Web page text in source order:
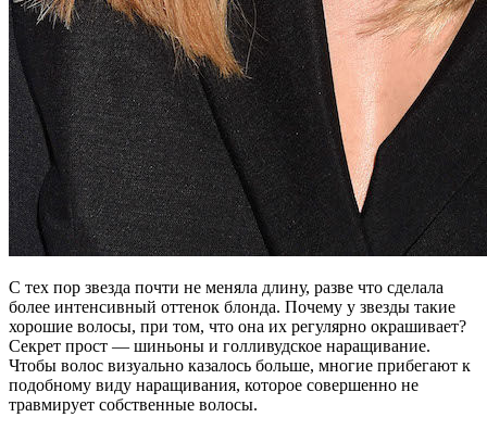
С тех пор звезда почти не меняла длину, разве что сделала
более интенсивный оттенок блонда. Почему у звезды такие
хорошие волосы, при том, что она их регулярно окрашивает?
Секрет прост — шиньоны и голливудское наращивание.
Чтобы волос визуально казалось больше, многие прибегают к
подобному виду наращивания, которое совершенно не
травмирует собственные волосы.